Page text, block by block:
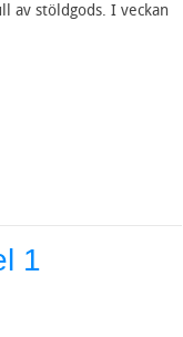
av stöldgods. I veckan
1